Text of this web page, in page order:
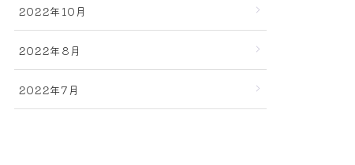
2022年10月
2022年8月
2022年7月